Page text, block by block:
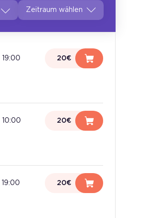
19:00 20€
10:00 20€
19:00 20€